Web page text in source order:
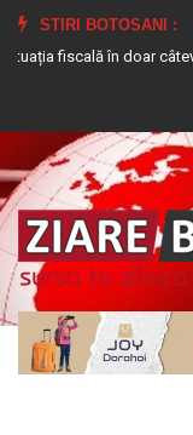
STIRI BOTOSANI :
în doar câteva minute